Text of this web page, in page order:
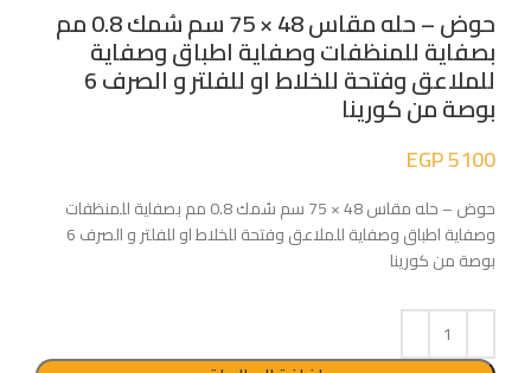
حوض – حله مقاس 48 × 75 سم سُمك 0.8 مم
بصفاية للمنظفات وصفاية اطباق وصفاية
للملاعق وفتحة للخلاط او للفلتر و الصرف 6
بوصة من كورينا
EGP5100
حوض – حله مقاس 48 × 75 سم سُمك 0.8 مم بصفاية للمنظفات
وصفاية اطباق وصفاية للملاعق وفتحة للخلاط او للفلتر و الصرف 6
بوصة من كورينا